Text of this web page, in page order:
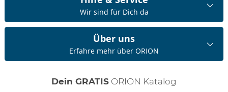
Wir sind für Dich da
Über uns
Erfahre mehr über ORION
Dein GRATIS ORION Katalog